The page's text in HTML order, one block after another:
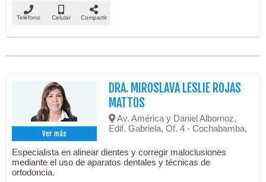
Teléfono Celular Compartir
Ver más
DRA. MIROSLAVA LESLIE ROJAS
MATTOS
Av. América y Daniel Albornoz,
Edif. Gabriela, Of. 4 - Cochabamba,
Especialista en alinear dientes y corregir maloclusiones
mediante el uso de aparatos dentales y técnicas de
ortodoncia.